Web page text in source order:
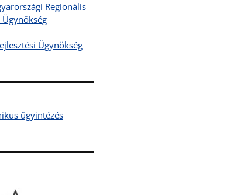
Regionális
Ügynökség
Ügynökség